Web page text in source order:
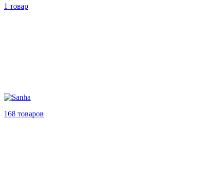
1 товар
168 товаров